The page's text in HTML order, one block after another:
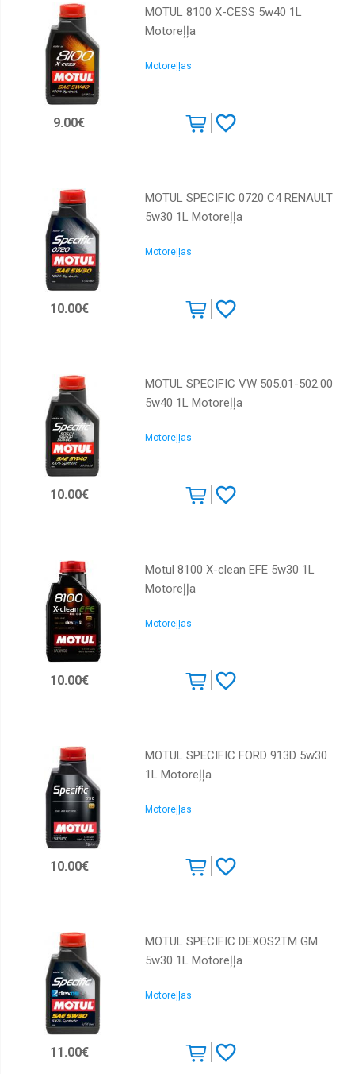
MOTUL 8100 X-CESS 5w40 1L
Motoreļļa
Motoreļļas
9.00€
MOTUL SPECIFIC 0720 C4 RENAULT
5w30 1L Motoreļļa
Motoreļļas
10.00€
MOTUL SPECIFIC VW 505.01-502.00
5w40 1L Motoreļļa
Motoreļļas
10.00€
Motul 8100 X-clean EFE 5w30 1L
Motoreļļa
Motoreļļas
10.00€
MOTUL SPECIFIC FORD 913D 5w30
1L Motoreļļa
Motoreļļas
10.00€
MOTUL SPECIFIC DEXOS2TM GM
5w30 1L Motoreļļa
Motoreļļas
11.00€